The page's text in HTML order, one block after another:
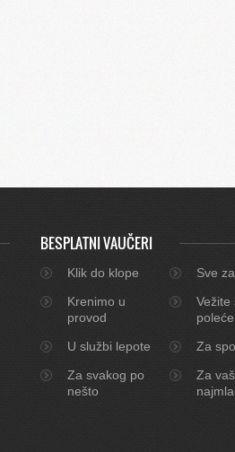
BESPLATNI VAUČERI
Klik do klope
Sve
Krenimo u
provod
Vežite
U službi lepote
Za
Za svakog po
nešto
Za